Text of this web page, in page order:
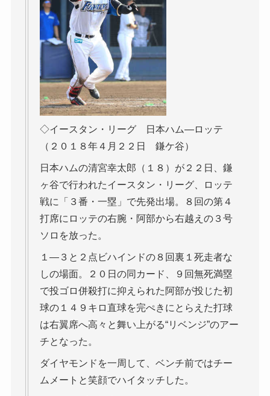
◇イースタン・リーグ 日本ハム―ロッテ
（２０１８年４月２２日 鎌ケ谷）
日本ハムの清宮幸太郎（１８）が２２日、鎌
ヶ谷で行われたイースタン・リーグ、ロッテ
戦に「３番・一塁」で先発出場。８回の第４
打席にロッテの右腕・阿部から右越えの３号
ソロを放った。
１―３と２点ビハインドの８回裏１死走者な
しの場面。２０日の同カード、９回無死満塁
で投ゴロ併殺打に抑えられた阿部が投じた初
球の１４９キロ直球を完ぺきにとらえた打球
は右翼席へ高々と舞い上がる“リベンジ”のアー
チとなった。
ダイヤモンドを一周して、ベンチ前ではチー
ムメートと笑顔でハイタッチした。